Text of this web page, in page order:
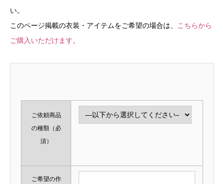
い。
このページ掲載の衣装・アイテムをご希望の場合は、
こちらから
ご購入いただけます。
ご依頼商品
の種類（必
須）
ご希望の作